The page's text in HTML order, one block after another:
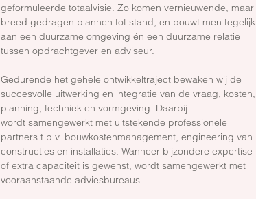
geformuleerde totaalvisie. Zo komen vernieuwende, maar
breed gedragen plannen tot stand, en bouwt men tegelijk
aan een duurzame omgeving én een duurzame relatie
tussen opdrachtgever en adviseur.
Gedurende het gehele ontwikkeltraject bewaken wij de
succesvolle uitwerking en integratie van de vraag, kosten,
planning, techniek en vormgeving. Daarbij
wordt samengewerkt met uitstekende professionele
partners t.b.v. bouwkostenmanagement, engineering van
constructies en installaties. Wanneer bijzondere expertise
of extra capaciteit is gewenst, wordt samengewerkt met
vooraanstaande adviesbureaus.